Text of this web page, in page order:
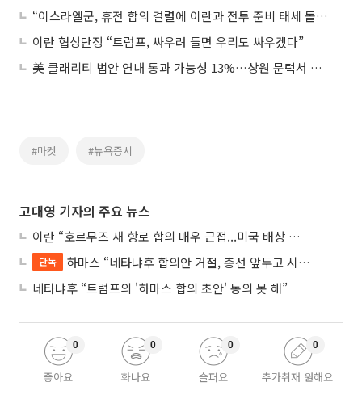
“이스라엘군, 휴전 합의 결렬에 이란과 전투 준비 태세 돌입”
이란 협상단장 “트럼프, 싸우려 들면 우리도 싸우겠다”
美 클래리티 법안 연내 통과 가능성 13%…상원 문턱서 제동
#마켓 #뉴욕증시
고대영 기자의 주요 뉴스
이란 “호르무즈 새 항로 합의 매우 근접...미국 배상 먼저”
단독
하마스 “네타냐후 합의안 거절, 총선 앞두고 시간 끌기”
네타냐후 “트럼프의 '하마스 합의 초안' 동의 못 해”
좋아요
0
화나요
0
슬퍼요
0
추가취재 원해요
0